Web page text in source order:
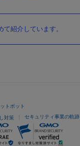
紹介しています。
トボット
対策 セキュリティ事業の軌跡